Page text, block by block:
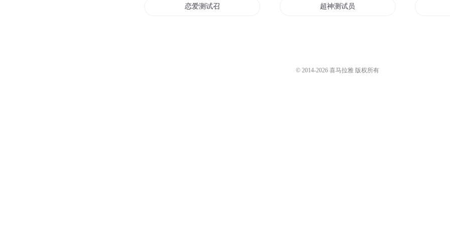
恋爱测试召唤兽 超神测试员
© 2014-2026 喜马拉雅 版权所有